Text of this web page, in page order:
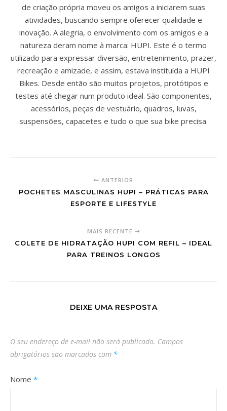
de criação própria moveu os amigos a iniciarem suas
atividades, buscando sempre oferecer qualidade e
inovação. A alegria, o envolvimento com os amigos e a
natureza deram nome à marca: HUPI. Este é o termo
utilizado para expressar diversão, entretenimento, prazer,
recreação e amizade, e assim, estava instituída a HUPI
Bikes. Desde então são muitos projetos, protótipos e
testes até chegar num produto ideal. São componentes,
acessórios, peças de vestuário, quadros, luvas,
suspensões, capacetes e tudo o que sua bike precisa.
ANTERIOR
POCHETES MASCULINAS HUPI – PRÁTICAS PARA
ESPORTE E LIFESTYLE
MAIS RECENTE
COLETE DE HIDRATAÇÃO HUPI COM REFIL – IDEAL
PARA TREINOS LONGOS
DEIXE UMA RESPOSTA
O seu endereço de e-mail não será publicado. Campos
obrigatórios são marcados com *
Nome *